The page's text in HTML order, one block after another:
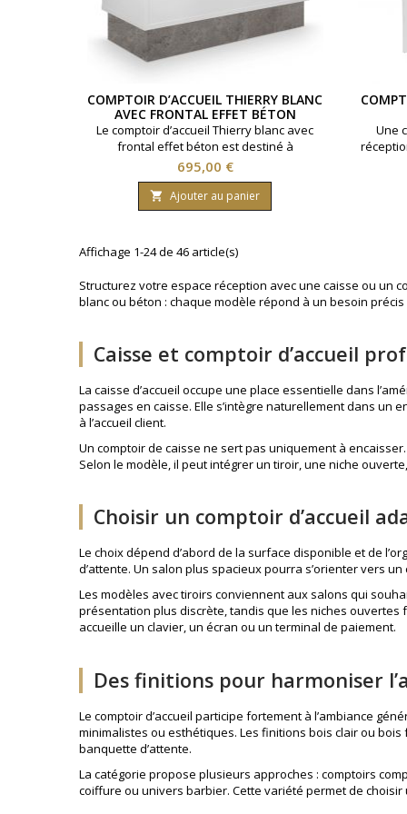
COMPTOIR D’ACCUEIL THIERRY BLANC
AVEC FRONTAL EFFET BÉTON
Le comptoir d’accueil Thierry blanc avec
frontal effet béton est destiné à
l’aménagement d’un poste caisse
professionnel en salon de coiffure,
barbier ou institut de beauté.Avec une
longueur de 145 cm, une profondeur de 55
une hauteur totale de 111 cm, il permet
d’organiser l’accueil client dans l’espace...
Prix
695,00 €
 Ajouter au panier
Une
Affichage 1-24 de 46 article(s)
Structurez votre espace réception avec une caisse ou un
blanc ou béton : chaque modèle répond à un besoin précis
Caisse et comptoir d’accueil
La caisse d’accueil occupe une place essentielle dans
passages en caisse. Elle s’intègre naturellement dans un
à l’accueil client.
Un comptoir de caisse ne sert pas uniquement à
Selon le modèle, il peut intégrer un tiroir, une niche
Choisir un comptoir d’accueil
Le choix dépend d’abord de la surface disponible et de
d’attente. Un salon plus spacieux pourra s’orienter vers
Les modèles avec tiroirs conviennent aux salons qui
présentation plus discrète, tandis que les niches ouvertes
accueille un clavier, un écran ou un terminal de paiement.
Des finitions pour harmoniser
Le comptoir d’accueil participe fortement à l’ambiance
minimalistes ou esthétiques. Les finitions bois clair ou
banquette d’attente.
La catégorie propose plusieurs approches : comptoirs
coiffure ou univers barbier. Cette variété permet de